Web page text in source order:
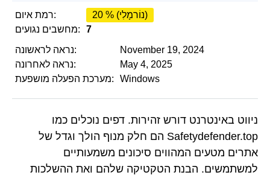
רמת איום:
20 % (נוֹרמָלִי)
מחשבים נגועים:
7
נראה לראשונה:
November 19, 2024
נראה לאחרונה:
May 4, 2025
מערכת הפעלה מושפעת:
Windows
ניווט באינטרנט דורש זהירות. דפים נוכלים כמו
Safetydefender.top הם חלק מנוף הולך וגדל של
אתרים מטעים המהווים סיכונים משמעותיים
למשתמשים. הבנת הטקטיקה שלהם ואת ההשלכות